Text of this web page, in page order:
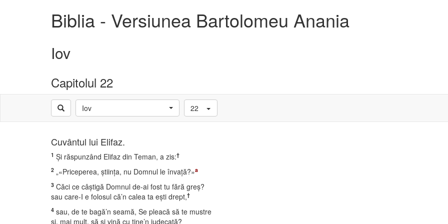
Biblia - Versiunea Bartolomeu Anania
Iov
Capitolul 22
Iov 22
Cuvântul lui Elifaz.
1 Şi răspunzând Elifaz din Teman, a zis:†
2 „«Priceperea, ştiinţa, nu Domnul le învaţă?»a
3 Căci ce câştigă Domnul de-ai fost tu fără greş?
sau care-I e folosul că’n calea ta eşti drept,†
4 sau, de te bagă’n seamă, Se pleacă să te mustre
şi, mai mult, să şi vină cu tine’n judecată?